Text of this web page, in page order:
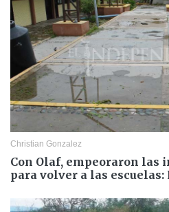
Christian Gonzalez
Con Olaf, empeoraron las
para volver a las escuelas: